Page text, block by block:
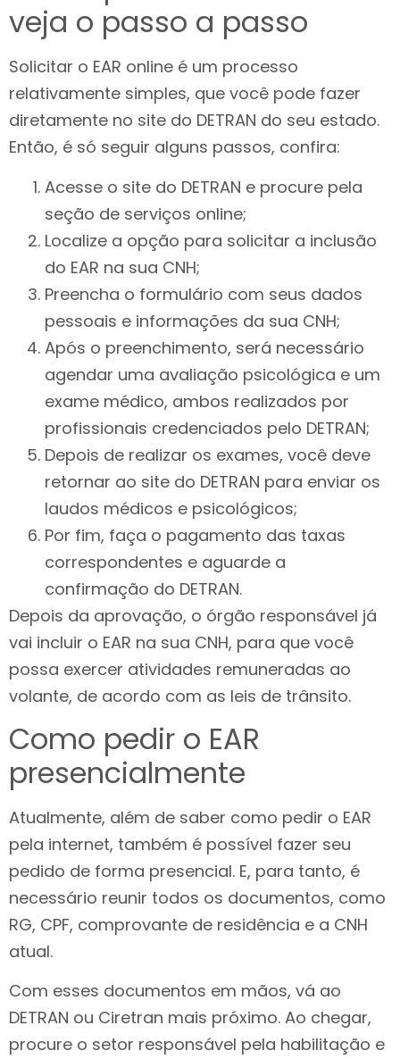
veja o passo a passo
Solicitar o EAR online é um processo
relativamente simples, que você pode fazer
diretamente no site do DETRAN do seu estado.
Então, é só seguir alguns passos, confira:
Acesse o site do DETRAN e procure pela
seção de serviços online;
Localize a opção para solicitar a inclusão
do EAR na sua CNH;
Preencha o formulário com seus dados
pessoais e informações da sua CNH;
Após o preenchimento, será necessário
agendar uma avaliação psicológica e um
exame médico, ambos realizados por
profissionais credenciados pelo DETRAN;
Depois de realizar os exames, você deve
retornar ao site do DETRAN para enviar os
laudos médicos e psicológicos;
Por fim, faça o pagamento das taxas
correspondentes e aguarde a
confirmação do DETRAN.
Depois da aprovação, o órgão responsável já
vai incluir o EAR na sua CNH, para que você
possa exercer atividades remuneradas ao
volante, de acordo com as leis de trânsito.
Como pedir o EAR
presencialmente
Atualmente, além de saber como pedir o EAR
pela internet, também é possível fazer seu
pedido de forma presencial. E, para tanto, é
necessário reunir todos os documentos, como
RG, CPF, comprovante de residência e a CNH
atual.
Com esses documentos em mãos, vá ao
DETRAN ou Ciretran mais próximo. Ao chegar,
procure o setor responsável pela habilitação e